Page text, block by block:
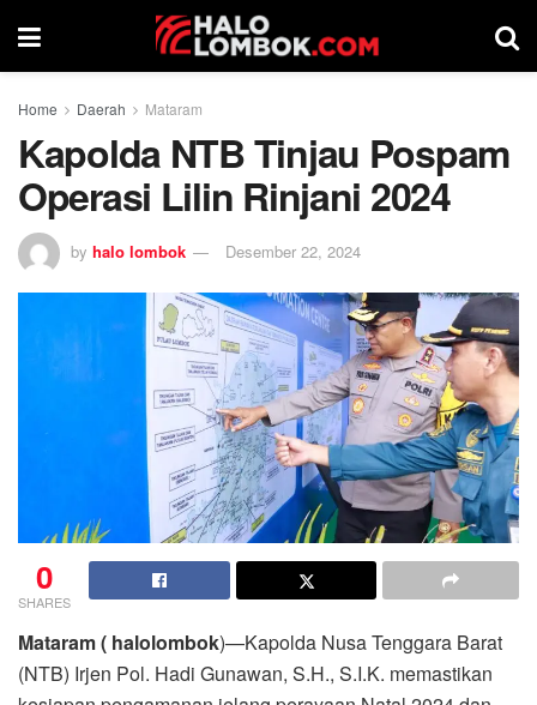
Home Daerah Mataram
Kapolda NTB Tinjau Pospam
Operasi Lilin Rinjani 2024
by halo lombok Desember 22, 2024
0
SHARES
Mataram ( halolombok)—Kapolda Nusa Tenggara Barat
(NTB) Irjen Pol. Hadi Gunawan, S.H., S.I.K. memastikan